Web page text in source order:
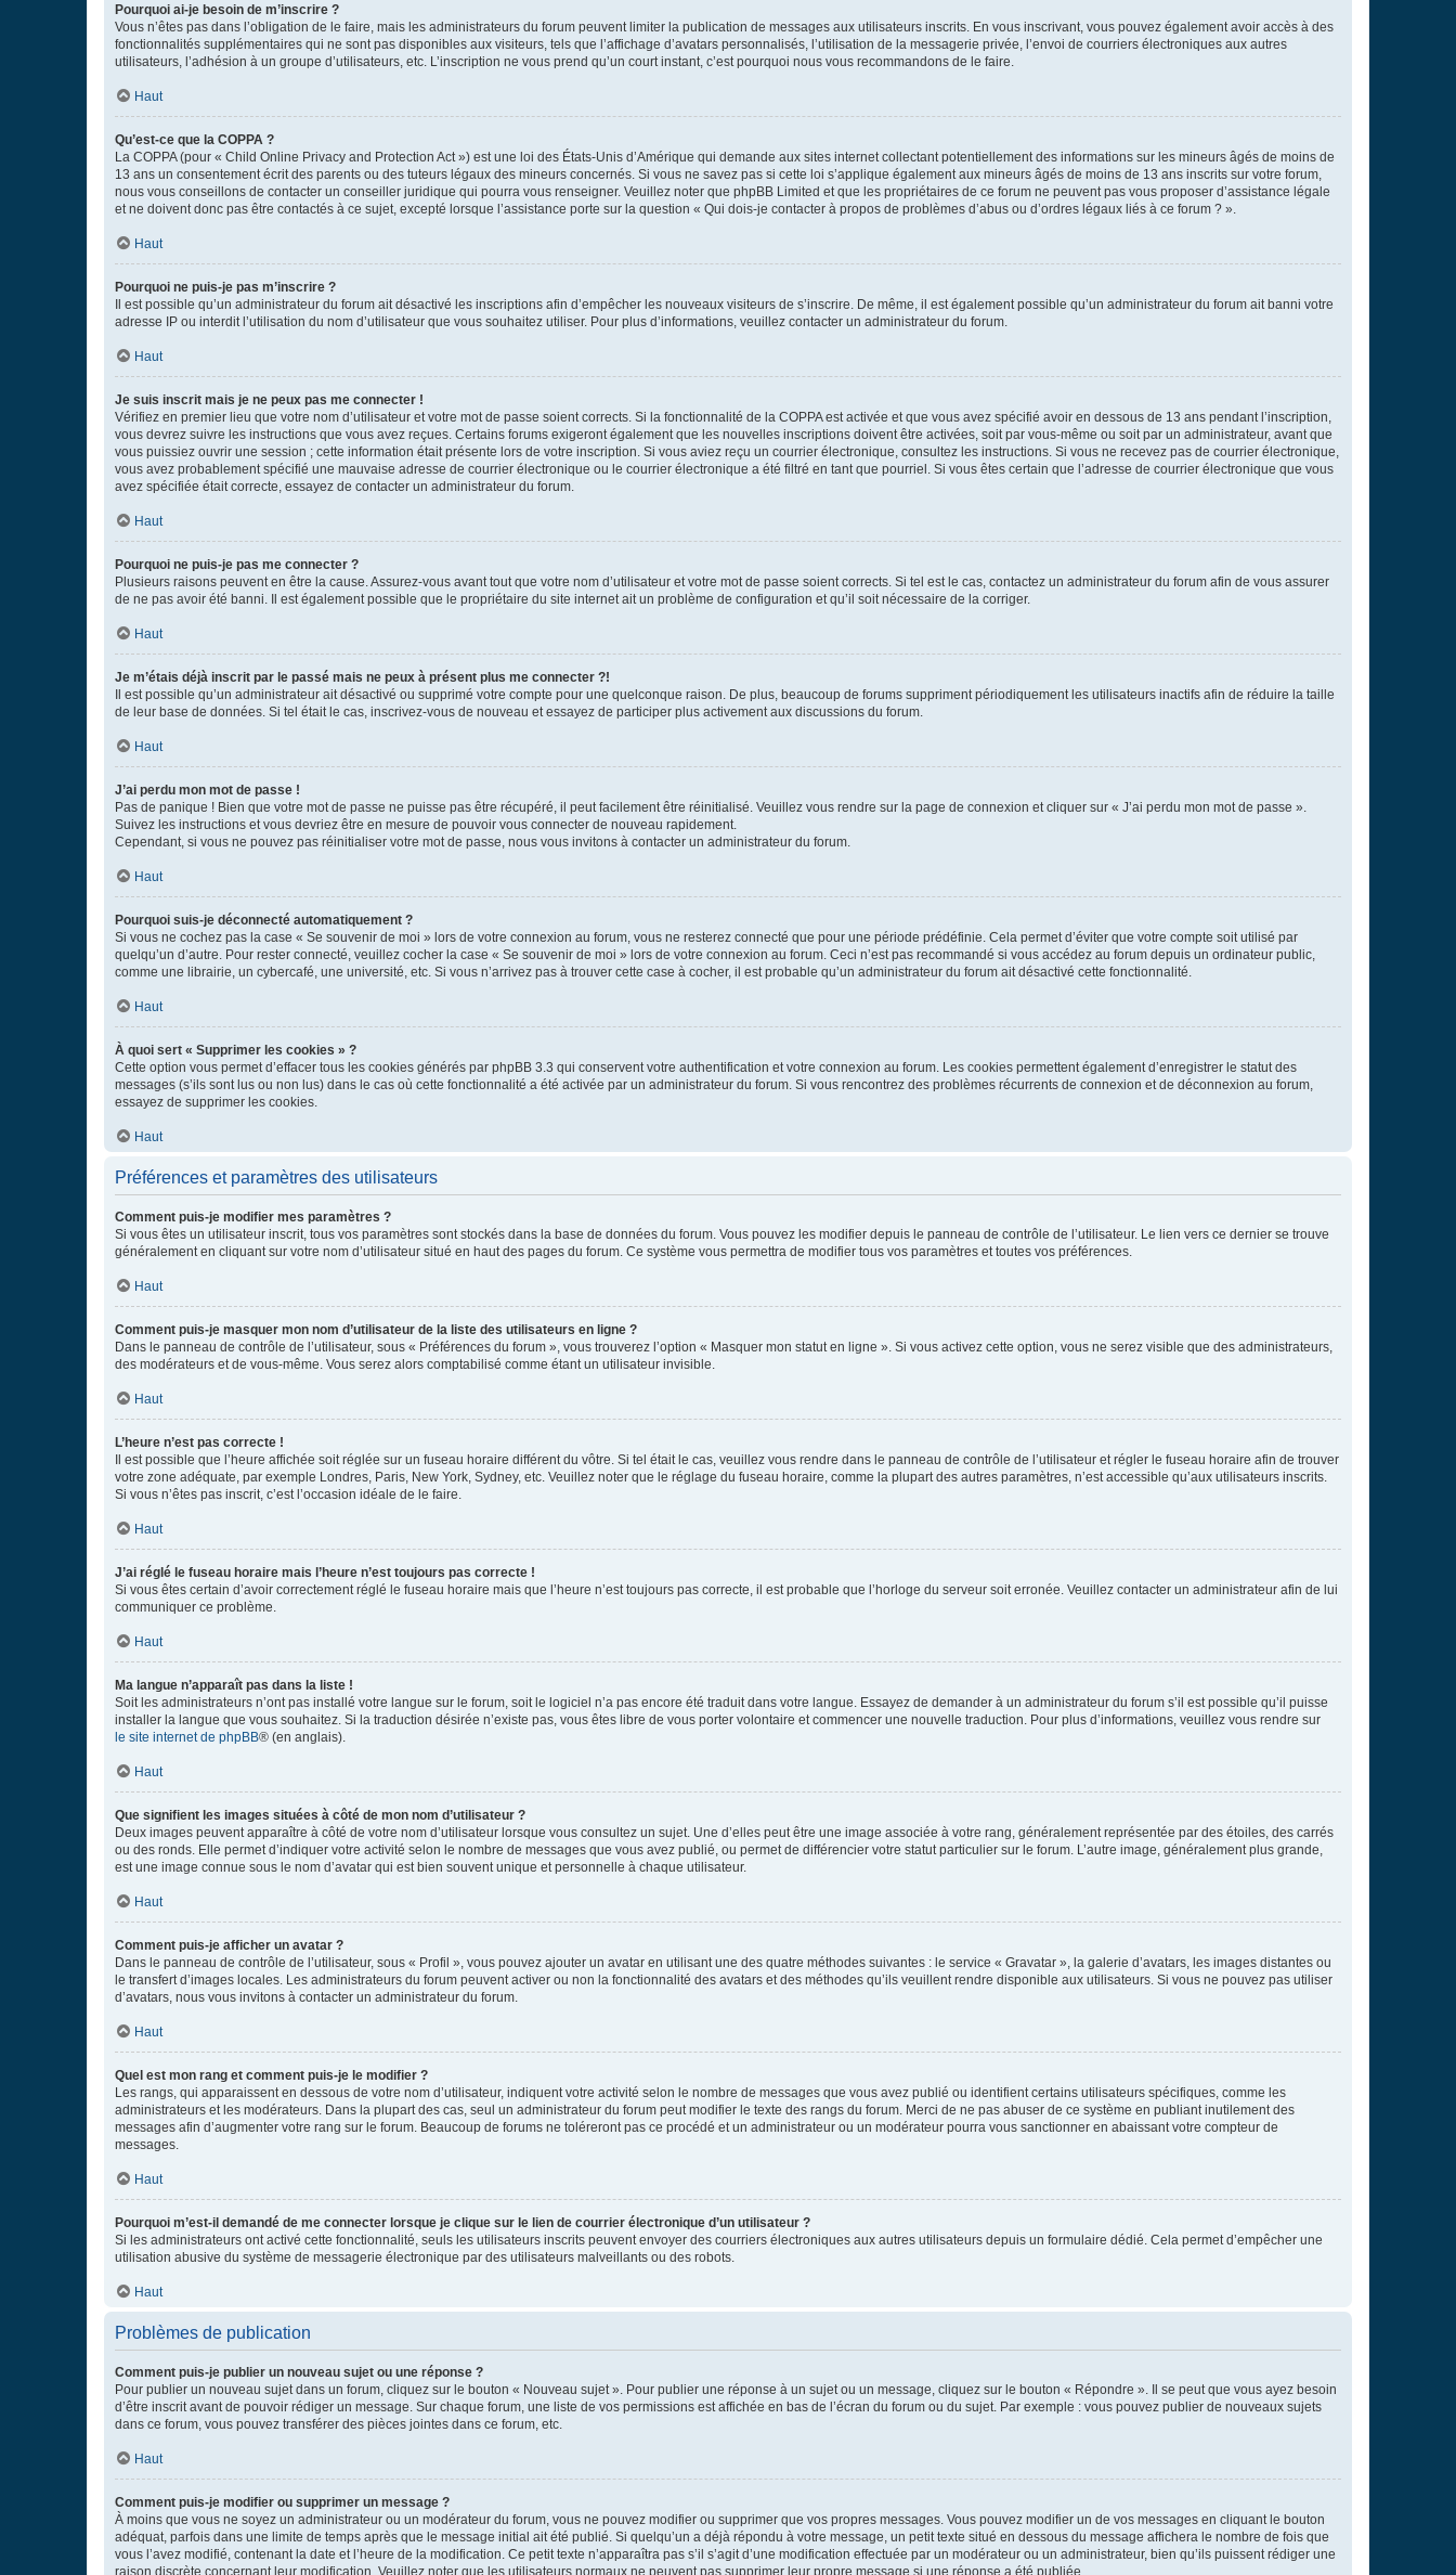
Pourquoi ai-je besoin de m’inscrire ?
Vous n’êtes pas dans l’obligation de le faire, mais les administrateurs du forum peuvent limiter la publication de messages aux utilisateurs inscrits. En vous inscrivant, vous pouvez également avoir accès à des
fonctionnalités supplémentaires qui ne sont pas disponibles aux visiteurs, tels que l’affichage d’avatars personnalisés, l’utilisation de la messagerie privée, l’envoi de courriers électroniques aux autres
utilisateurs, l’adhésion à un groupe d’utilisateurs, etc. L’inscription ne vous prend qu’un court instant, c’est pourquoi nous vous recommandons de le faire.
Haut
Qu’est-ce que la COPPA ?
La COPPA (pour « Child Online Privacy and Protection Act ») est une loi des États-Unis d’Amérique qui demande aux sites internet collectant potentiellement des informations sur les mineurs âgés de moins de
13 ans un consentement écrit des parents ou des tuteurs légaux des mineurs concernés. Si vous ne savez pas si cette loi s’applique également aux mineurs âgés de moins de 13 ans inscrits sur votre forum,
nous vous conseillons de contacter un conseiller juridique qui pourra vous renseigner. Veuillez noter que phpBB Limited et que les propriétaires de ce forum ne peuvent pas vous proposer d’assistance légale
et ne doivent donc pas être contactés à ce sujet, excepté lorsque l’assistance porte sur la question « Qui dois-je contacter à propos de problèmes d’abus ou d’ordres légaux liés à ce forum ? ».
Haut
Pourquoi ne puis-je pas m’inscrire ?
Il est possible qu’un administrateur du forum ait désactivé les inscriptions afin d’empêcher les nouveaux visiteurs de s’inscrire. De même, il est également possible qu’un administrateur du forum ait banni votre
adresse IP ou interdit l’utilisation du nom d’utilisateur que vous souhaitez utiliser. Pour plus d’informations, veuillez contacter un administrateur du forum.
Haut
Je suis inscrit mais je ne peux pas me connecter !
Vérifiez en premier lieu que votre nom d’utilisateur et votre mot de passe soient corrects. Si la fonctionnalité de la COPPA est activée et que vous avez spécifié avoir en dessous de 13 ans pendant l’inscription,
vous devrez suivre les instructions que vous avez reçues. Certains forums exigeront également que les nouvelles inscriptions doivent être activées, soit par vous-même ou soit par un administrateur, avant que
vous puissiez ouvrir une session ; cette information était présente lors de votre inscription. Si vous aviez reçu un courrier électronique, consultez les instructions. Si vous ne recevez pas de courrier électronique,
vous avez probablement spécifié une mauvaise adresse de courrier électronique ou le courrier électronique a été filtré en tant que pourriel. Si vous êtes certain que l’adresse de courrier électronique que vous
avez spécifiée était correcte, essayez de contacter un administrateur du forum.
Haut
Pourquoi ne puis-je pas me connecter ?
Plusieurs raisons peuvent en être la cause. Assurez-vous avant tout que votre nom d’utilisateur et votre mot de passe soient corrects. Si tel est le cas, contactez un administrateur du forum afin de vous assurer
de ne pas avoir été banni. Il est également possible que le propriétaire du site internet ait un problème de configuration et qu’il soit nécessaire de la corriger.
Haut
Je m’étais déjà inscrit par le passé mais ne peux à présent plus me connecter ?!
Il est possible qu’un administrateur ait désactivé ou supprimé votre compte pour une quelconque raison. De plus, beaucoup de forums suppriment périodiquement les utilisateurs inactifs afin de réduire la taille
de leur base de données. Si tel était le cas, inscrivez-vous de nouveau et essayez de participer plus activement aux discussions du forum.
Haut
J’ai perdu mon mot de passe !
Pas de panique ! Bien que votre mot de passe ne puisse pas être récupéré, il peut facilement être réinitialisé. Veuillez vous rendre sur la page de connexion et cliquer sur « J’ai perdu mon mot de passe ».
Suivez les instructions et vous devriez être en mesure de pouvoir vous connecter de nouveau rapidement.
Cependant, si vous ne pouvez pas réinitialiser votre mot de passe, nous vous invitons à contacter un administrateur du forum.
Haut
Pourquoi suis-je déconnecté automatiquement ?
Si vous ne cochez pas la case « Se souvenir de moi » lors de votre connexion au forum, vous ne resterez connecté que pour une période prédéfinie. Cela permet d’éviter que votre compte soit utilisé par
quelqu’un d’autre. Pour rester connecté, veuillez cocher la case « Se souvenir de moi » lors de votre connexion au forum. Ceci n’est pas recommandé si vous accédez au forum depuis un ordinateur public,
comme une librairie, un cybercafé, une université, etc. Si vous n’arrivez pas à trouver cette case à cocher, il est probable qu’un administrateur du forum ait désactivé cette fonctionnalité.
Haut
À quoi sert « Supprimer les cookies » ?
Cette option vous permet d’effacer tous les cookies générés par phpBB 3.3 qui conservent votre authentification et votre connexion au forum. Les cookies permettent également d’enregistrer le statut des
messages (s’ils sont lus ou non lus) dans le cas où cette fonctionnalité a été activée par un administrateur du forum. Si vous rencontrez des problèmes récurrents de connexion et de déconnexion au forum,
essayez de supprimer les cookies.
Haut
Préférences et paramètres des utilisateurs
Comment puis-je modifier mes paramètres ?
Si vous êtes un utilisateur inscrit, tous vos paramètres sont stockés dans la base de données du forum. Vous pouvez les modifier depuis le panneau de contrôle de l’utilisateur. Le lien vers ce dernier se trouve
généralement en cliquant sur votre nom d’utilisateur situé en haut des pages du forum. Ce système vous permettra de modifier tous vos paramètres et toutes vos préférences.
Haut
Comment puis-je masquer mon nom d’utilisateur de la liste des utilisateurs en ligne ?
Dans le panneau de contrôle de l’utilisateur, sous « Préférences du forum », vous trouverez l’option « Masquer mon statut en ligne ». Si vous activez cette option, vous ne serez visible que des administrateurs,
des modérateurs et de vous-même. Vous serez alors comptabilisé comme étant un utilisateur invisible.
Haut
L’heure n’est pas correcte !
Il est possible que l’heure affichée soit réglée sur un fuseau horaire différent du vôtre. Si tel était le cas, veuillez vous rendre dans le panneau de contrôle de l’utilisateur et régler le fuseau horaire afin de trouver
votre zone adéquate, par exemple Londres, Paris, New York, Sydney, etc. Veuillez noter que le réglage du fuseau horaire, comme la plupart des autres paramètres, n’est accessible qu’aux utilisateurs inscrits.
Si vous n’êtes pas inscrit, c’est l’occasion idéale de le faire.
Haut
J’ai réglé le fuseau horaire mais l’heure n’est toujours pas correcte !
Si vous êtes certain d’avoir correctement réglé le fuseau horaire mais que l’heure n’est toujours pas correcte, il est probable que l’horloge du serveur soit erronée. Veuillez contacter un administrateur afin de lui
communiquer ce problème.
Haut
Ma langue n’apparaît pas dans la liste !
Soit les administrateurs n’ont pas installé votre langue sur le forum, soit le logiciel n’a pas encore été traduit dans votre langue. Essayez de demander à un administrateur du forum s’il est possible qu’il puisse
installer la langue que vous souhaitez. Si la traduction désirée n’existe pas, vous êtes libre de vous porter volontaire et commencer une nouvelle traduction. Pour plus d’informations, veuillez vous rendre sur
le site internet de phpBB® (en anglais).
Haut
Que signifient les images situées à côté de mon nom d’utilisateur ?
Deux images peuvent apparaître à côté de votre nom d’utilisateur lorsque vous consultez un sujet. Une d’elles peut être une image associée à votre rang, généralement représentée par des étoiles, des carrés
ou des ronds. Elle permet d’indiquer votre activité selon le nombre de messages que vous avez publié, ou permet de différencier votre statut particulier sur le forum. L’autre image, généralement plus grande,
est une image connue sous le nom d’avatar qui est bien souvent unique et personnelle à chaque utilisateur.
Haut
Comment puis-je afficher un avatar ?
Dans le panneau de contrôle de l’utilisateur, sous « Profil », vous pouvez ajouter un avatar en utilisant une des quatre méthodes suivantes : le service « Gravatar », la galerie d’avatars, les images distantes ou
le transfert d’images locales. Les administrateurs du forum peuvent activer ou non la fonctionnalité des avatars et des méthodes qu’ils veuillent rendre disponible aux utilisateurs. Si vous ne pouvez pas utiliser
d’avatars, nous vous invitons à contacter un administrateur du forum.
Haut
Quel est mon rang et comment puis-je le modifier ?
Les rangs, qui apparaissent en dessous de votre nom d’utilisateur, indiquent votre activité selon le nombre de messages que vous avez publié ou identifient certains utilisateurs spécifiques, comme les
administrateurs et les modérateurs. Dans la plupart des cas, seul un administrateur du forum peut modifier le texte des rangs du forum. Merci de ne pas abuser de ce système en publiant inutilement des
messages afin d’augmenter votre rang sur le forum. Beaucoup de forums ne toléreront pas ce procédé et un administrateur ou un modérateur pourra vous sanctionner en abaissant votre compteur de
messages.
Haut
Pourquoi m’est-il demandé de me connecter lorsque je clique sur le lien de courrier électronique d’un utilisateur ?
Si les administrateurs ont activé cette fonctionnalité, seuls les utilisateurs inscrits peuvent envoyer des courriers électroniques aux autres utilisateurs depuis un formulaire dédié. Cela permet d’empêcher une
utilisation abusive du système de messagerie électronique par des utilisateurs malveillants ou des robots.
Haut
Problèmes de publication
Comment puis-je publier un nouveau sujet ou une réponse ?
Pour publier un nouveau sujet dans un forum, cliquez sur le bouton « Nouveau sujet ». Pour publier une réponse à un sujet ou un message, cliquez sur le bouton « Répondre ». Il se peut que vous ayez besoin
d’être inscrit avant de pouvoir rédiger un message. Sur chaque forum, une liste de vos permissions est affichée en bas de l’écran du forum ou du sujet. Par exemple : vous pouvez publier de nouveaux sujets
dans ce forum, vous pouvez transférer des pièces jointes dans ce forum, etc.
Haut
Comment puis-je modifier ou supprimer un message ?
À moins que vous ne soyez un administrateur ou un modérateur du forum, vous ne pouvez modifier ou supprimer que vos propres messages. Vous pouvez modifier un de vos messages en cliquant le bouton
adéquat, parfois dans une limite de temps après que le message initial ait été publié. Si quelqu’un a déjà répondu à votre message, un petit texte situé en dessous du message affichera le nombre de fois que
vous l’avez modifié, contenant la date et l’heure de la modification. Ce petit texte n’apparaîtra pas s’il s’agit d’une modification effectuée par un modérateur ou un administrateur, bien qu’ils puissent rédiger une
raison discrète concernant leur modification. Veuillez noter que les utilisateurs normaux ne peuvent pas supprimer leur propre message si une réponse a été publiée.